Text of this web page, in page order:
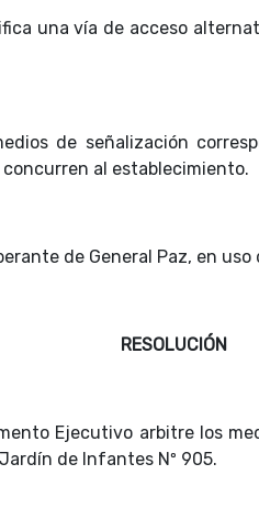
una vía de acceso
de señalización
al establecimiento.
de General Paz, en
RESOLUCIÓN
Ejecutivo arbitre los
de Infantes Nº 905.